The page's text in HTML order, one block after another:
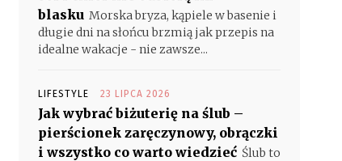
blasku Morska bryza, kąpiele w basenie i
długie dni na słońcu brzmią jak przepis na
idealne wakacje - nie zawsze...
LIFESTYLE 23 LIPCA 2026
Jak wybrać biżuterię na ślub –
pierścionek zaręczynowy, obrączki
i wszystko co warto wiedzieć Ślub to